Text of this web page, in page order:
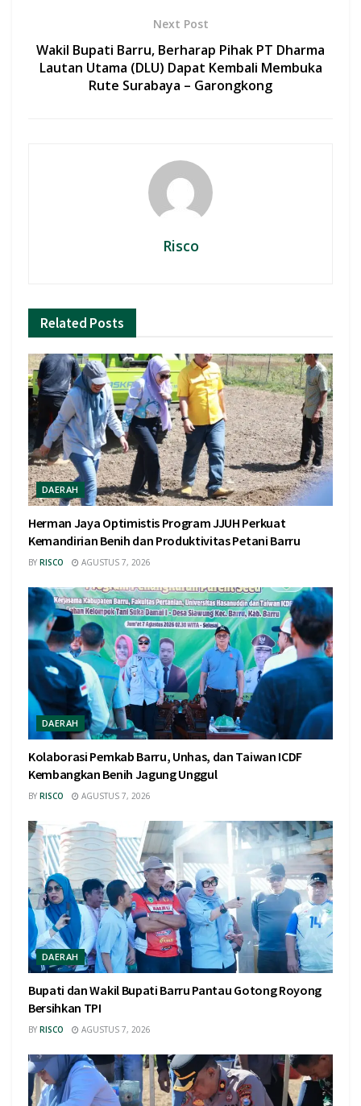
Next Post
Wakil Bupati Barru, Berharap Pihak PT Dharma
Lautan Utama (DLU) Dapat Kembali Membuka
Rute Surabaya – Garongkong
Risco
Related Posts
DAERAH
Herman Jaya Optimistis Program JJUH Perkuat
Kemandirian Benih dan Produktivitas Petani Barru
BY RISCO AGUSTUS 7, 2026
DAERAH
Kolaborasi Pemkab Barru, Unhas, dan Taiwan ICDF
Kembangkan Benih Jagung Unggul
BY RISCO AGUSTUS 7, 2026
DAERAH
Bupati dan Wakil Bupati Barru Pantau Gotong Royong
Bersihkan TPI
BY RISCO AGUSTUS 7, 2026